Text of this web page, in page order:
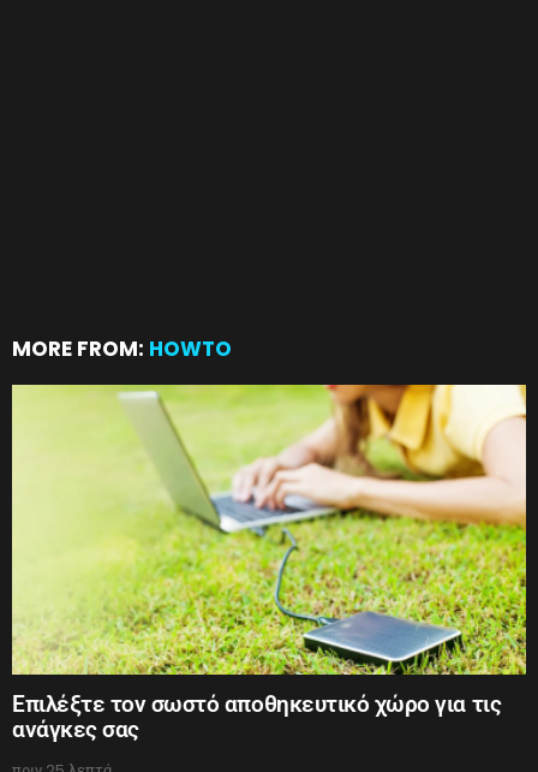
MORE FROM: HOWTO
Επιλέξτε τον σωστό αποθηκευτικό χώρο για τις
ανάγκες σας